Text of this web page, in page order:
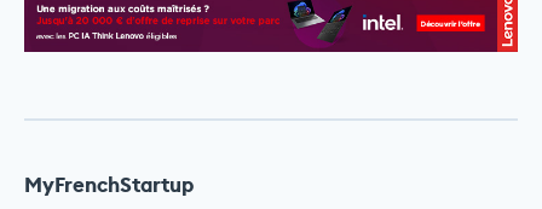
MyFrenchStartup